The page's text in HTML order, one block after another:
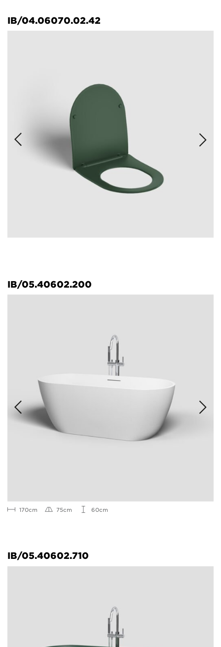
IB/04.06070.02.42
IB/05.40602.200
170cm 75cm 60cm
IB/05.40602.710